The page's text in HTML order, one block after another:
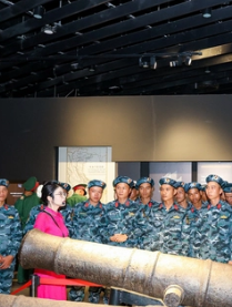
Tiếng nói công dân
An ninh - Hình sự
INFOCUS